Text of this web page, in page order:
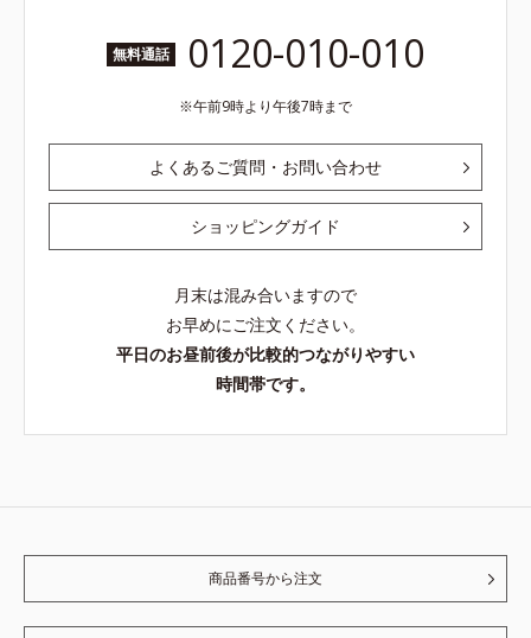
無料通話 0120-010-010
午前9時より午後7時まで
よくあるご質問・お問い合わせ
ショッピングガイド
月末は混み合いますので
お早めにご注文ください。
平日のお昼前後が比較的つながりやすい
時間帯です。
商品番号から注文